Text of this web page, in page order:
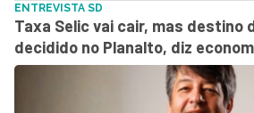
ENTREVISTA SD
Taxa Selic vai cair, mas destino
decidido no Planalto, diz